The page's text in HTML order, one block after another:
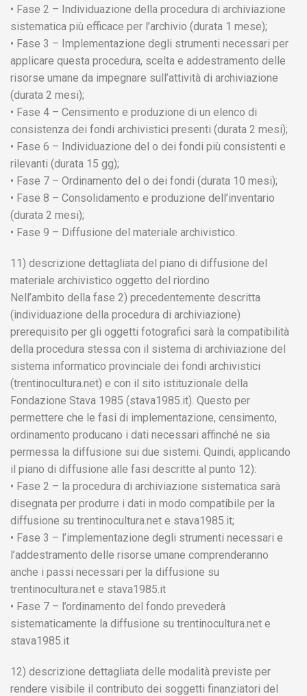
• Fase 2 – Individuazione della procedura di archiviazione
sistematica più efficace per l’archivio (durata 1 mese);
• Fase 3 – Implementazione degli strumenti necessari per
applicare questa procedura, scelta e addestramento delle
risorse umane da impegnare sull’attività di archiviazione
(durata 2 mesi);
• Fase 4 – Censimento e produzione di un elenco di
consistenza dei fondi archivistici presenti (durata 2 mesi);
• Fase 6 – Individuazione del o dei fondi più consistenti e
rilevanti (durata 15 gg);
• Fase 7 – Ordinamento del o dei fondi (durata 10 mesi);
• Fase 8 – Consolidamento e produzione dell’inventario
(durata 2 mesi);
• Fase 9 – Diffusione del materiale archivistico.
11) descrizione dettagliata del piano di diffusione del
materiale archivistico oggetto del riordino
Nell’ambito della fase 2) precedentemente descritta
(individuazione della procedura di archiviazione)
prerequisito per gli oggetti fotografici sarà la compatibilità
della procedura stessa con il sistema di archiviazione del
sistema informatico provinciale dei fondi archivistici
(trentinocultura.net) e con il sito istituzionale della
Fondazione Stava 1985 (stava1985.it). Questo per
permettere che le fasi di implementazione, censimento,
ordinamento producano i dati necessari affinché ne sia
permessa la diffusione sui due sistemi. Quindi, applicando
il piano di diffusione alle fasi descritte al punto 12):
• Fase 2 – la procedura di archiviazione sistematica sarà
disegnata per produrre i dati in modo compatibile per la
diffusione su trentinocultura.net e stava1985.it;
• Fase 3 – l’implementazione degli strumenti necessari e
l’addestramento delle risorse umane comprenderanno
anche i passi necessari per la diffusione su
trentinocultura.net e stava1985.it
• Fase 7 – l’ordinamento del fondo prevederà
sistematicamente la diffusione su trentinocultura.net e
stava1985.it
12) descrizione dettagliata delle modalità previste per
rendere visibile il contributo dei soggetti finanziatori del